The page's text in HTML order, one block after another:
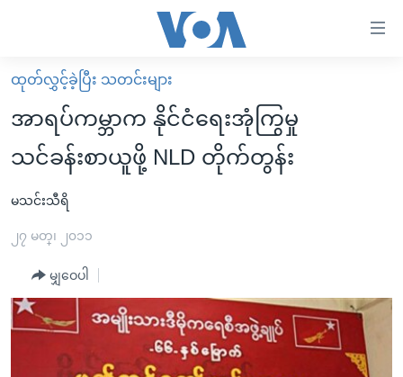
လွယ်ကူ
စေ
သည့်
များ
ပင်မ
ကျော်
ကြည့်
မူလစာမျက်နှာ
မြန်မာ
ကမ္ဘာ့သတင်းများ
နိုင်ငံတကာ
အစ္စရေး-ပါလက်စတိုင်း
ဗွီဒီယို
အင်္ဂလိပ်စာလေ့လာမယ်
အမေရိကန်သုံးအီဒီယံ
မကြေးမုံရဲ့ အင်္ဂလိပ်စာ
အပတ်စဉ်ကဏ္ဍများ
ရေဒီယို
ရေဒီယိုနှင့်ရုပ်သံ အချက်အလက်များ
ထုတ်လွှင့်ခဲ့ပြီး သတင်းများ
အာရပ်ကမ္ဘာက နိုင်ငံရေးအုံကြွမှု
သင်ခန်းစာယူဖို့ NLD တိုက်တွန်း
မသင်းသီရိ
၂၇ မတ္၊ ၂၀၁၁
မျှဝေပါ